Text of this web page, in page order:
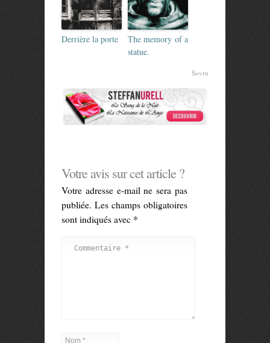
Derrière la porte
The memory of a
statue.
Sovrn
Votre avis sur cet article ?
Votre adresse e-mail ne sera pas
publiée. Les champs obligatoires
sont indiqués avec *